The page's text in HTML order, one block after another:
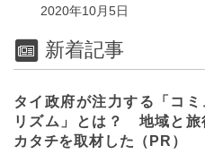
2020年10月5日
新着記事
タイ政府が注力する「コ
リズム」とは？ 地域と旅
カタチを取材した（PR）